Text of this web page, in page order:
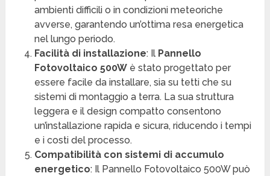
ambienti difficili o in condizioni meteoriche
avverse, garantendo un’ottima resa energetica
nel lungo periodo.
Facilità di installazione: Il Pannello
Fotovoltaico 500Wè stato progettato per
essere facile da installare, sia su tetti che su
sistemi di montaggio a terra. La sua struttura
leggera e il design compatto consentono
un’installazione rapida e sicura, riducendo i tempi
e i costi del processo.
Compatibilità con sistemi di accumulo
energetico: Il Pannello Fotovoltaico 500W può